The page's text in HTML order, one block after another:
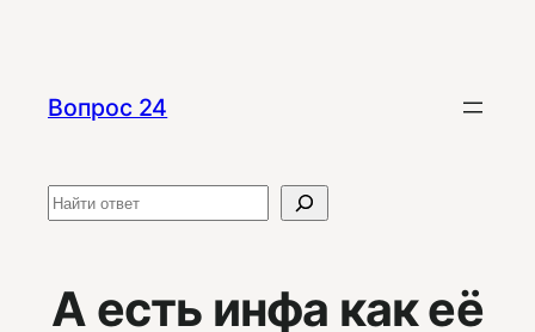
содержимому
Вопрос 24
Поиск
А есть инфа как её